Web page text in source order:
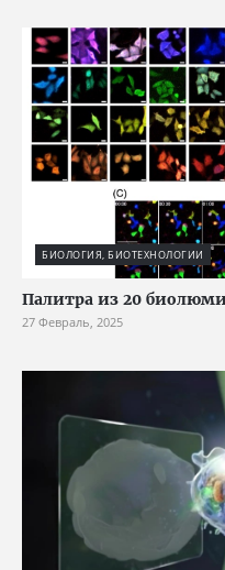
БИОЛОГИЯ, БИОТЕХНОЛОГИИ
Палитра из 20
27 Февраль, 2025